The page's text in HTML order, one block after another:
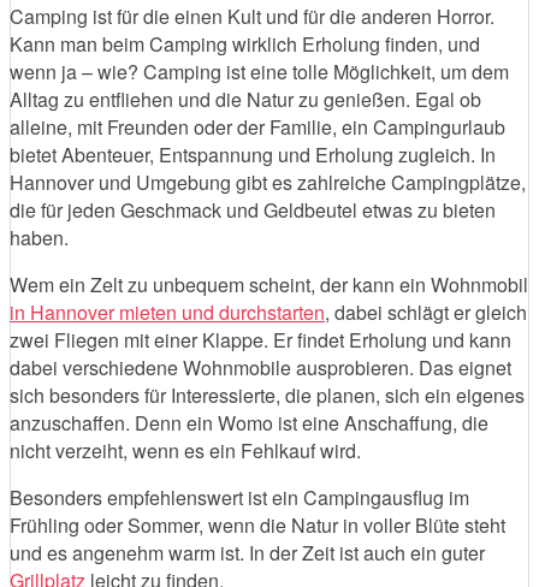
Camping ist für die einen Kult und für die anderen Horror.
Kann man beim Camping wirklich Erholung finden, und
wenn ja – wie? Camping ist eine tolle Möglichkeit, um dem
Alltag zu entfliehen und die Natur zu genießen. Egal ob
alleine, mit Freunden oder der Familie, ein Campingurlaub
bietet Abenteuer, Entspannung und Erholung zugleich. In
Hannover und Umgebung gibt es zahlreiche Campingplätze,
die für jeden Geschmack und Geldbeutel etwas zu bieten
haben.
Wem ein Zelt zu unbequem scheint, der kann ein Wohnmobil
in Hannover mieten und durchstarten, dabei schlägt er gleich
zwei Fliegen mit einer Klappe. Er findet Erholung und kann
dabei verschiedene Wohnmobile ausprobieren. Das eignet
sich besonders für Interessierte, die planen, sich ein eigenes
anzuschaffen. Denn ein Womo ist eine Anschaffung, die
nicht verzeiht, wenn es ein Fehlkauf wird.
Besonders empfehlenswert ist ein Campingausflug im
Frühling oder Sommer, wenn die Natur in voller Blüte steht
und es angenehm warm ist. In der Zeit ist auch ein guter
Grillplatz leicht zu finden.